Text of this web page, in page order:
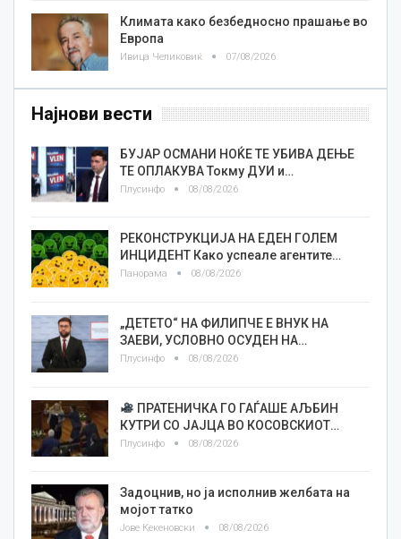
Климата како безбедносно прашање во
Европа
Ивица Челиковиќ 07/08/2026
Најнови вести
БУЈАР ОСМАНИ НОЌЕ ТЕ УБИВА ДЕЊЕ
ТЕ ОПЛАКУВА Токму ДУИ и…
Плусинфо 08/08/2026
РЕКОНСТРУКЦИЈА НА ЕДЕН ГОЛЕМ
ИНЦИДЕНТ Како успеале агентите…
Панорама 08/08/2026
„ДЕТЕТО“ НА ФИЛИПЧЕ Е ВНУК НА
ЗАЕВИ, УСЛОВНО ОСУДЕН НА…
Плусинфо 08/08/2026
ПРАТЕНИЧКА ГО ГАЃАШЕ АЉБИН
КУТРИ СО ЈАЈЦА ВО КОСОВСКИОТ…
Плусинфо 08/08/2026
Задоцнив, но ја исполнив желбата на
мојот татко
Јове Кекеновски 08/08/2026